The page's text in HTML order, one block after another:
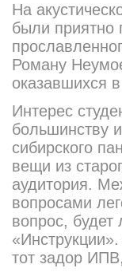
На
были приятно
Роману
оказавшихся
Интерес
большинству
сибирского
вещи из
аудитория.
вопросами
вопрос,
тот задор